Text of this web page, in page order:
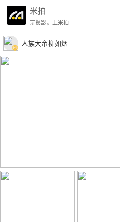
米拍
玩摄影，上米拍
人族大帝柳如烟